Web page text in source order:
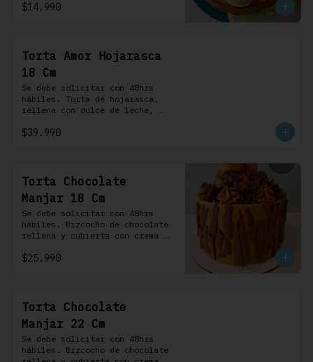
$14.990
Torta Amor Hojarasca
18 Cm
Se debe solicitar con 48hrs
hábiles. Torta de hojarasca,
rellena con dulce de leche,
frambuesas, frambuesas frescas
$39.990
Torta Chocolate
Manjar 18 Cm
Se debe solicitar con 48hrs
hábiles. Bizcocho de chocolate
rellena y cubierta con crema
profiteroles.
$25.990
Torta Chocolate
Manjar 22 Cm
Se debe solicitar con 48hrs
hábiles. Bizcocho de chocolate